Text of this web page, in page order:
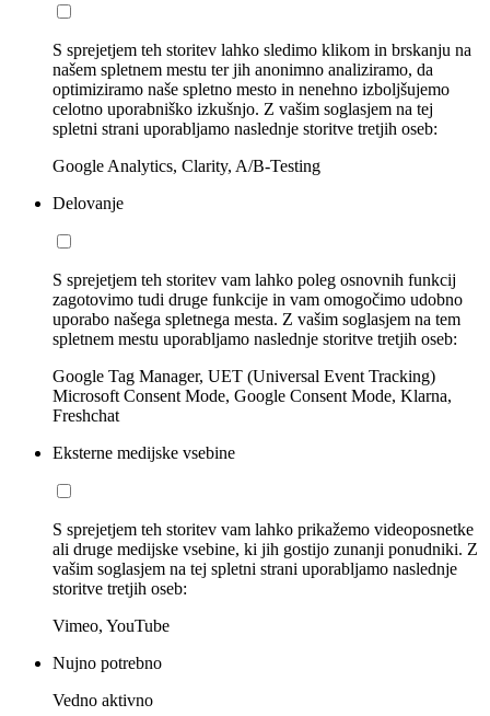
S sprejetjem teh storitev lahko sledimo klikom in brskanju na
našem spletnem mestu ter jih anonimno analiziramo, da
optimiziramo naše spletno mesto in nenehno izboljšujemo
celotno uporabniško izkušnjo. Z vašim soglasjem na tej
spletni strani uporabljamo naslednje storitve tretjih oseb:
Google Analytics, Clarity, A/B-Testing
Delovanje
S sprejetjem teh storitev vam lahko poleg osnovnih funkcij
zagotovimo tudi druge funkcije in vam omogočimo udobno
uporabo našega spletnega mesta. Z vašim soglasjem na tem
spletnem mestu uporabljamo naslednje storitve tretjih oseb:
Google Tag Manager, UET (Universal Event Tracking)
Microsoft Consent Mode, Google Consent Mode, Klarna,
Freshchat
Eksterne medijske vsebine
S sprejetjem teh storitev vam lahko prikažemo videoposnetke
ali druge medijske vsebine, ki jih gostijo zunanji ponudniki. Z
vašim soglasjem na tej spletni strani uporabljamo naslednje
storitve tretjih oseb:
Vimeo, YouTube
Nujno potrebno
Vedno aktivno